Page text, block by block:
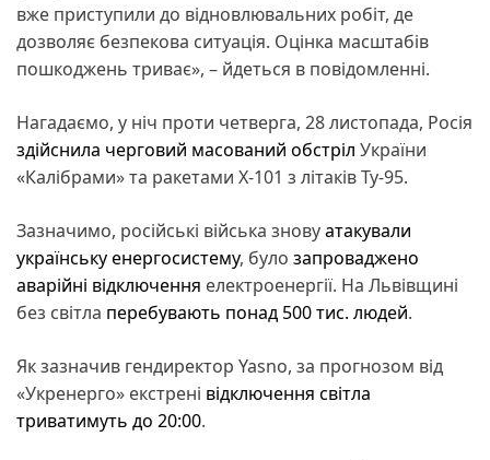
вже приступили до відновлювальних робіт, де
дозволяє безпекова ситуація. Оцінка масштабів
пошкоджень триває», – йдеться в повідомленні.
Нагадаємо, у ніч проти четверга, 28 листопада, Росія
здійснила черговий масований обстріл України
«Калібрами» та ракетами Х-101 з літаків Ту-95.
Зазначимо, російські війська зновуатакували
українську енергосистему, було запроваджено
аварійні відключення електроенергії. На Львівщині
без світла перебувають понад 500 тис. людей.
Як зазначив гендиректор Yasno, за прогнозом від
«Укренерго» екстрені відключення світла
триватимуть до 20:00.